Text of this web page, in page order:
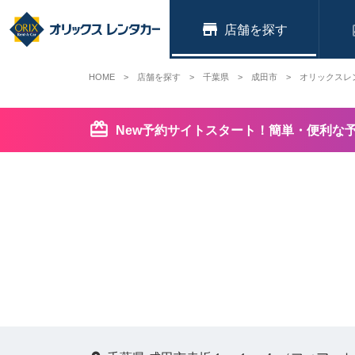
店舗
New予約サイトスタート！簡単・便利な
HOME 店舗を探す 千葉県 成田市 オリックスレ